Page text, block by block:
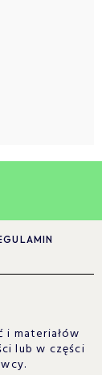
i materiałów
lub w części